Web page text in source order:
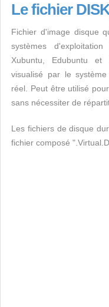
Le fichier
Fichier d'image disque
systèmes
Xubuntu, Edubuntu
visualisé par le
réel. Peut être utilisé
sans nécessiter de
Les fichiers de disque
fichier composé